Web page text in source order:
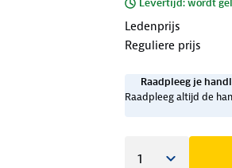
Levertijd: wordt
Ledenprijs
Reguliere prijs
Raadpleeg je
Raadpleeg altijd de